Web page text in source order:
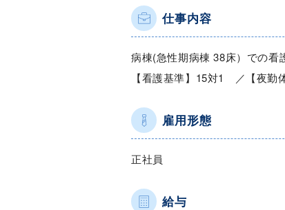
仕事内容
病棟(急性期病棟 38床）での看
【看護基準】15対1 ／【夜勤
雇用形態
正社員
給与